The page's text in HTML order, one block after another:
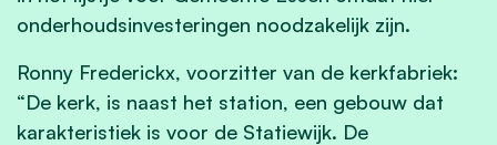
onderhoudsinvesteringen noodzakelijk zijn.
Ronny Frederickx, voorzitter van de kerkfabriek:
“De kerk, is naast het station, een gebouw dat
karakteristiek is voor de Statiewijk. De